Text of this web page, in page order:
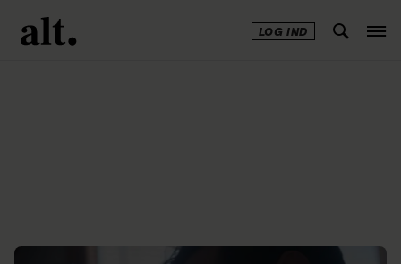
LOG IND